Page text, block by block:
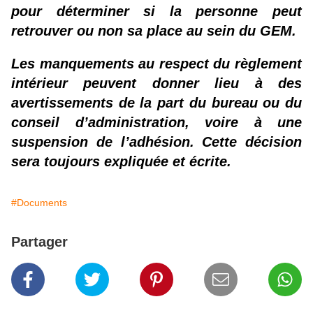
pour déterminer si la personne peut
retrouver ou non sa place au sein du GEM.
Les manquements au respect du règlement
intérieur peuvent donner lieu à des
avertissements de la part du bureau ou du
conseil d’administration, voire à une
suspension de l’adhésion. Cette décision
sera toujours expliquée et écrite.
#Documents
Partager